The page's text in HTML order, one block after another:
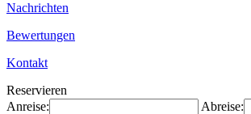
Nachrichten
Bewertungen
Kontakt
Reservieren
Anreise:
Abreise: